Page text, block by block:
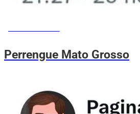
Perrengue Mato Grosso